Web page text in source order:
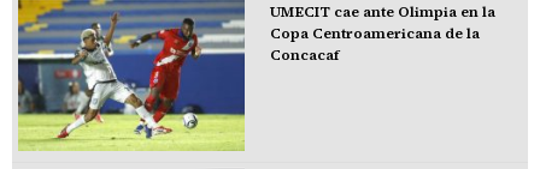
UMECIT cae ante Olimpia en la
Copa Centroamericana de la
Concacaf